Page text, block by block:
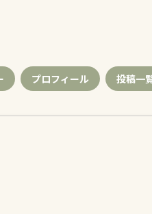
プロフィール 投稿一